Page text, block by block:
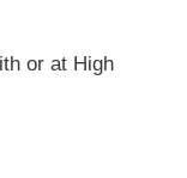
or at High